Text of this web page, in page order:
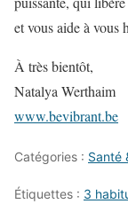
et vous aide à vous
À très bientôt,
Natalya Werthaim
www.bevibrant.be
Catégories : Santé
Étiquettes : 3